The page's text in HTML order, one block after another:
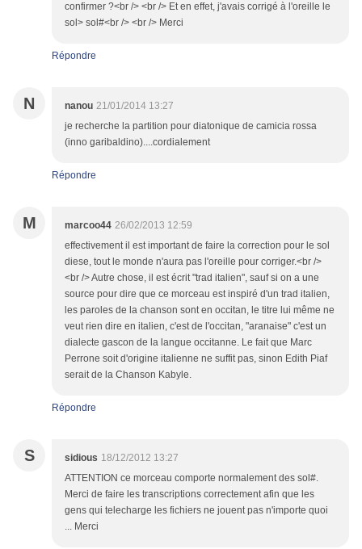
confirmer ?<br /> <br /> Et en effet, j'avais corrigé à l'oreille le
sol> sol#<br /> <br /> Merci
Répondre
N nanou 21/01/2014 13:27
je recherche la partition pour diatonique de camicia rossa
(inno garibaldino)....cordialement
Répondre
M marcoo44 26/02/2013 12:59
effectivement il est important de faire la correction pour le sol
diese, tout le monde n'aura pas l'oreille pour corriger.<br />
<br /> Autre chose, il est écrit "trad italien", sauf si on a une
source pour dire que ce morceau est inspiré d'un trad italien,
les paroles de la chanson sont en occitan, le titre lui même ne
veut rien dire en italien, c'est de l'occitan, "aranaise" c'est un
dialecte gascon de la langue occitanne. Le fait que Marc
Perrone soit d'origine italienne ne suffit pas, sinon Edith Piaf
serait de la Chanson Kabyle.
Répondre
S sidious 18/12/2012 13:27
ATTENTION ce morceau comporte normalement des sol#.
Merci de faire les transcriptions correctement afin que les
gens qui telecharge les fichiers ne jouent pas n'importe quoi
... Merci